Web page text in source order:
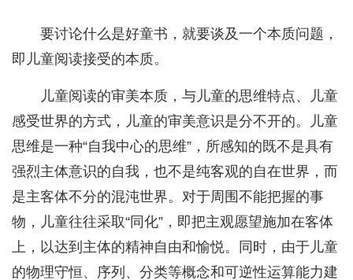
要讨论什么是好童书，就要谈及一个本质问题，
即儿童阅读接受的本质。
儿童阅读的审美本质，与儿童的思维特点、儿童
感受世界的方式，儿童的审美意识是分不开的。儿童
思维是一种“自我中心的思维”，所感知的既不是具有
强烈主体意识的自我，也不是纯客观的自在世界，而
是主客体不分的混沌世界。对于周围不能把握的事
物，儿童往往采取“同化”，即把主观愿望施加在客体
上，以达到主体的精神自由和愉悦。同时，由于儿童
的物理守恒、序列、分类等概念和可逆性运算能力建